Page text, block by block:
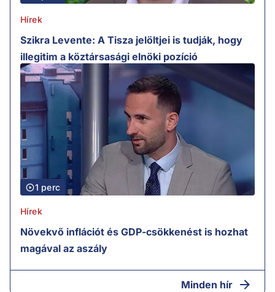
Hírek
Szikra Levente: A Tisza jelöltjei is tudják, hogy
illegitim a köztársasági elnöki pozíció
1 perc
Hírek
Növekvő inflációt és GDP-csökkenést is hozhat
magával az aszály
Minden hír